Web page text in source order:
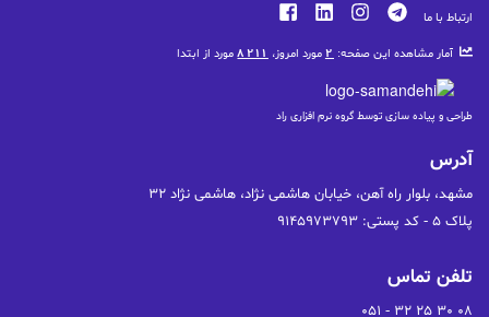
ارتباط با ما
آمار مشاهده این صفحه: 2 مورد امروز، 8211مورد از ابتدا
طراحی و پیاده سازی توسط گروه نرم افزاری راد
آدرس
پلاک 5 - کد پستی: 9145973793
تلفن تماس